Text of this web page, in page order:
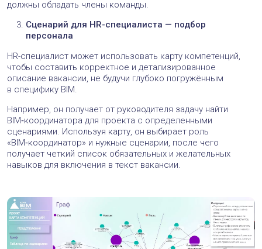
Автор
А что вы думаете по этому поводу?
Комментарии